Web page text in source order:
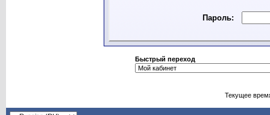
Пароль:
Быстрый переход
Текущее